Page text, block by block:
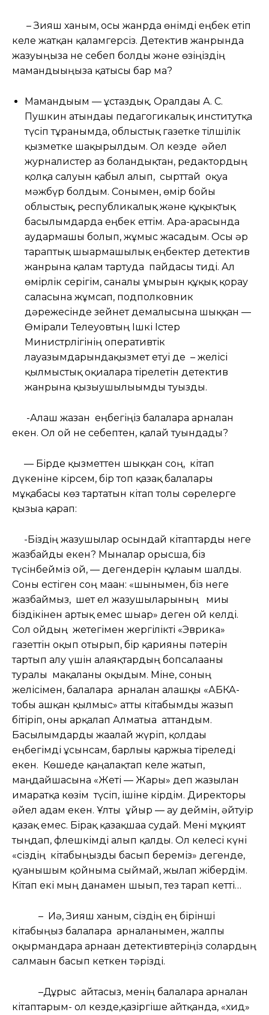
– Зияш ханым, осы жанрда өнімді еңбек етіп
келе жатқан қаламгерсіз. Детектив жанрында
жазуыңызға не себеп болды және өзіңіздің
мамандығыңызға қатысы бар ма?
Мамандығым — ұстаздық. Оралдағы А. С.
Пушкин атындағы педагогикалық институтқа
түсіп тұрғанымда, облыстық газетке тілшілік
қызметке шақырылдым. Ол кезде әйел
журналистер аз болғандықтан, редактордың
қолқа салуын қабыл алып, сырттай оқуға
мәжбүр болдым. Сонымен, өмір бойы
облыстық, республикалық және құқықтық
басылымдарда еңбек еттім. Ара-арасында
аудармашы болып, жұмыс жасадым. Осы әр
тараптық шығармашылық еңбектер детектив
жанрына қалам тартуда пайдасы тиді. Ал
өмірлік серігім, саналы ғұмырын құқық қорғау
саласына жұмсап, подполковник
дәрежесінде зейнет демалысына шыққан —
Өмірғали Телеуовтың Ішкі Істер
Министрлігінің оперативтік
лауазымдарындақызмет етуі де – желісі
қылмыстық оқиғаларға тірелетін детектив
жанрына қызығушылығымды туғызды.
-Алғаш жазған еңбегіңіз балаларға арналған
екен. Ол ой не себептен, қалай туындады?
— Бірде қызметтен шыққан соң, кітап
дүкеніне кірсем, бір топ қазақ балалары
мұқабасы көз тартатын кітап толы сөрелерге
қызыға қарап:
-Біздің жазушылар осындай кітаптарды неге
жазбайды екен? Мыналар орысша, біз
түсінбейміз ғой, — дегендерін құлағым шалды.
Соны естіген соң маған: «шынымен, біз неге
жазбаймыз, шет ел жазушыларының миы
біздікінен артық емес шығар» деген ой келді.
Сол ойдың жетегімен жергілікті «Эврика»
газеттін оқып отырып, бір қарияны пәтерін
тартып алу үшін алаяқтардың бопсалағаны
туралы мақаланы оқыдым. Міне, соның
желісімен, балаларға арналған алғашқы «АБКА-
тобы ашқан қылмыс» атты кітабымды жазып
бітіріп, оны арқалап Алматыға аттандым.
Басылымдарды жағалай жүріп, қолдағы
еңбегімді ұсынсам, барлығы қаржыға тіреледі
екен. Көшеде қаңғалақтап келе жатып,
маңдайшасына «Жеті — Жарғы» деп жазылған
ғимаратқа көзім түсіп, ішіне кірдім. Директоры
әйел адам екен. Ұлты ұйғыр — ау деймін, әйтуір
қазақ емес. Бірақ қазақшаға судай. Мені мұқият
тыңдап, флешкімді алып қалды. Ол келесі күні
«сіздің кітабыңызды басып береміз» дегенде,
қуанышым қойныма сыймай, жылап жібердім.
Кітап екі мың данамен шығып, тез тарап кетті…
– Иә, Зияш ханым, сіздің ең бірінші
кітабыңыз балаларға арналғанымен, жалпы
оқырмандарға арнаған детективтеріңіз солардың
салмағын басып кеткен тәрізді.
–Дұрыс айтасыз, менің балаларға арналған
кітаптарым- ол кезде,қазіргіше айтқанда, «хид»